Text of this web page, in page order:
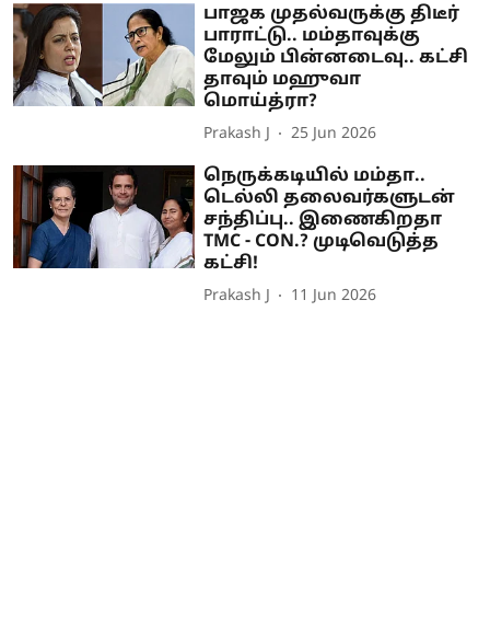
பாஜக முதல்வருக்கு திடீர்
பாராட்டு.. மம்தாவுக்கு
மேலும் பின்னடைவு.. கட்சி
தாவும் மஹுவா
மொய்த்ரா?
Prakash J 25 Jun 2026
நெருக்கடியில் மம்தா..
டெல்லி தலைவர்களுடன்
சந்திப்பு.. இணைகிறதா
TMC - CON.? முடிவெடுத்த
கட்சி!
Prakash J 11 Jun 2026